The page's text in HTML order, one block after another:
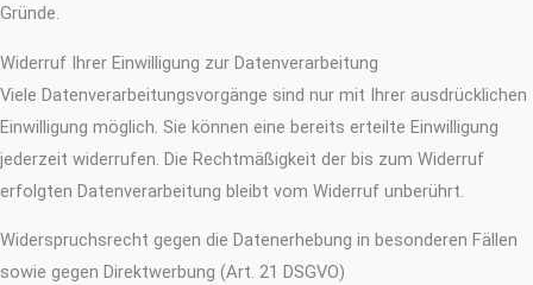
Gründe.
Widerruf Ihrer Einwilligung zur Datenverarbeitung
Viele Datenverarbeitungsvorgänge sind nur mit Ihrer ausdrücklichen
Einwilligung möglich. Sie können eine bereits erteilte Einwilligung
jederzeit widerrufen. Die Rechtmäßigkeit der bis zum Widerruf
erfolgten Datenverarbeitung bleibt vom Widerruf unberührt.
Widerspruchsrecht gegen die Datenerhebung in besonderen Fällen
sowie gegen Direktwerbung (Art. 21 DSGVO)